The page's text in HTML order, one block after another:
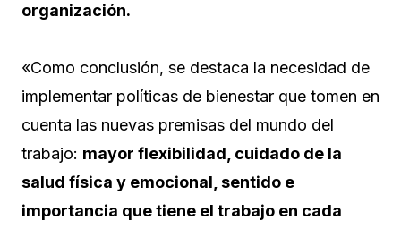
organización.
«Como conclusión, se destaca la necesidad de
implementar políticas de bienestar que tomen en
cuenta las nuevas premisas del mundo del
trabajo: mayor flexibilidad, cuidado de la
salud física y emocional, sentido e
importancia que tiene el trabajo en cada